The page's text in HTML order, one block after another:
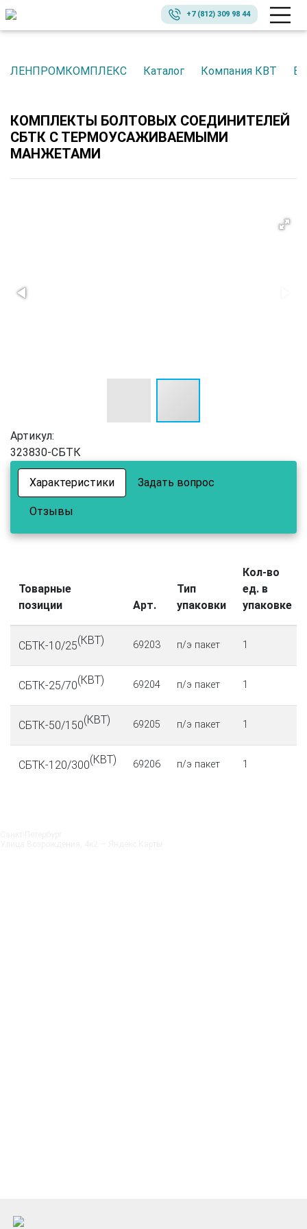
+7 (812) 309 98 44
ЛЕНПРОМКОМПЛЕКС Каталог Компания КВТ
КОМПЛЕКТЫ БОЛТОВЫХ СОЕДИНИТЕЛЕЙ
СБТК С ТЕРМОУСАЖИВАЕМЫМИ
МАНЖЕТАМИ
Артикул:
323830-СБТК
Характеристики Задать вопрос
Отзывы
Товарные
позиции
Арт.
Тип
упаковки
Кол-во
ед. в
упаковке
СБТК-10/25(КВТ) 69203 п/э пакет 1
СБТК-25/70(КВТ) 69204 п/э пакет 1
СБТК-50/150(КВТ) 69205 п/э пакет 1
СБТК-120/300(КВТ) 69206 п/э пакет 1